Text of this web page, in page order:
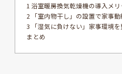
1 浴室暖房換気乾燥機の導入メ
2 「室内物干し」の設置で家事
3 「湿気に負けない」家事環境
まとめ